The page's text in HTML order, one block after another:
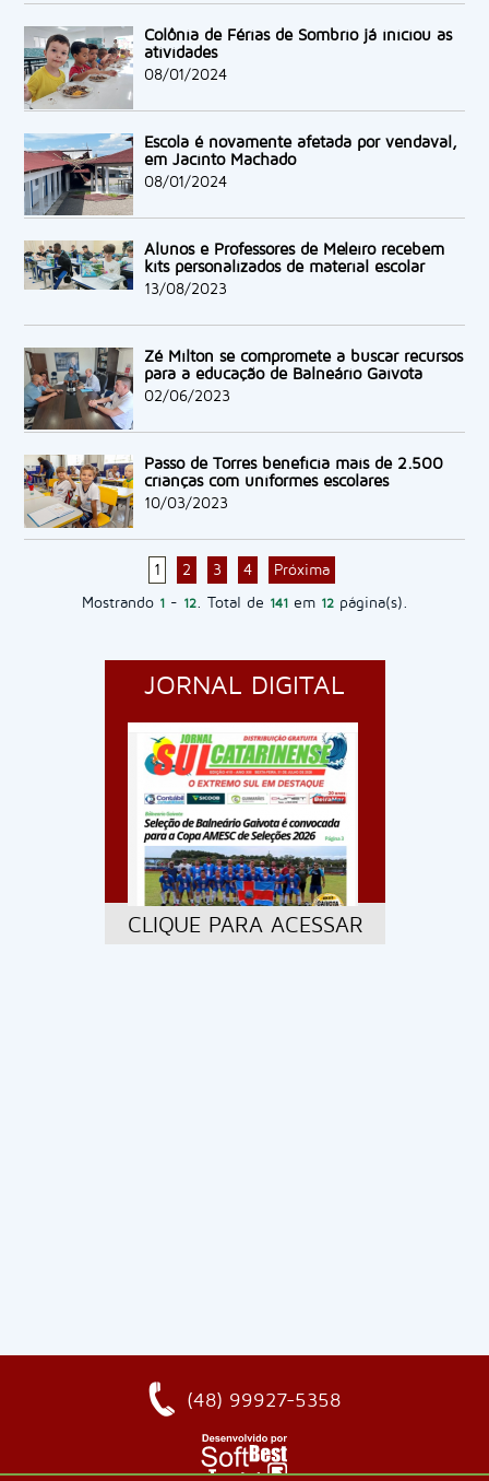
Colônia de Férias de Sombrio já iniciou as
atividades
08/01/2024
Escola é novamente afetada por vendaval,
em Jacinto Machado
08/01/2024
Alunos e Professores de Meleiro recebem
kits personalizados de material escolar
13/08/2023
Zé Milton se compromete a buscar recursos
para a educação de Balneário Gaivota
02/06/2023
Passo de Torres beneficia mais de 2.500
crianças com uniformes escolares
10/03/2023
1 2 3 4
Próxima
Mostrando 1- 12. Total de 141em 12página(s).
JORNAL DIGITAL
CLIQUE PARA ACESSAR
(48) 99927-5358